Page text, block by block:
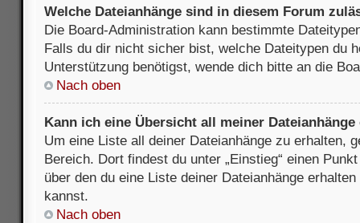
Welche Dateianhänge sind in diesem Forum
Die Board-Administration kann bestimmte
Falls du dir nicht sicher bist, welche Dateitypen du
Unterstützung benötigst, wende dich bitte an die
Nach oben
Kann ich eine Übersicht all meiner Dateianhänge
Um eine Liste all deiner Dateianhänge zu erhalten,
Bereich. Dort findest du unter „Einstieg“ einen
über den du eine Liste deiner Dateianhänge
kannst.
Nach oben